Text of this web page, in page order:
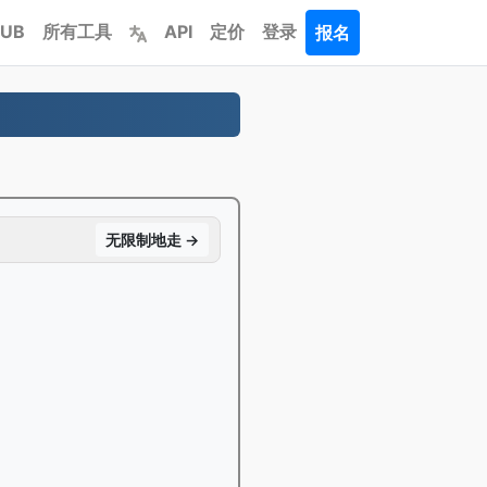
所有工具 API 定价 登录 报名
无限制地走 →